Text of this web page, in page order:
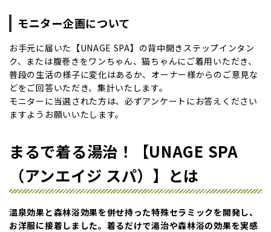
モニター企画について
お手元に届いた【UNAGE SPA】の背中開きステップインタン
ク、または腹巻きをワンちゃん、猫ちゃんにご着用いただき、
普段の生活の様子に変化はあるか、オーナー様からのご意見な
どをご回答いただき、集計いたします。
モニターに当選された方は、必ずアンケートにお答えください
ますようお願いいたします。
まるで着る湯治！【UNAGE SPA
（アンエイジ スパ）】とは
温泉効果と森林浴効果を併せ持った特殊セラミックを開発し、
お洋服に接着しました。着るだけで湯治や森林浴の効果を実感